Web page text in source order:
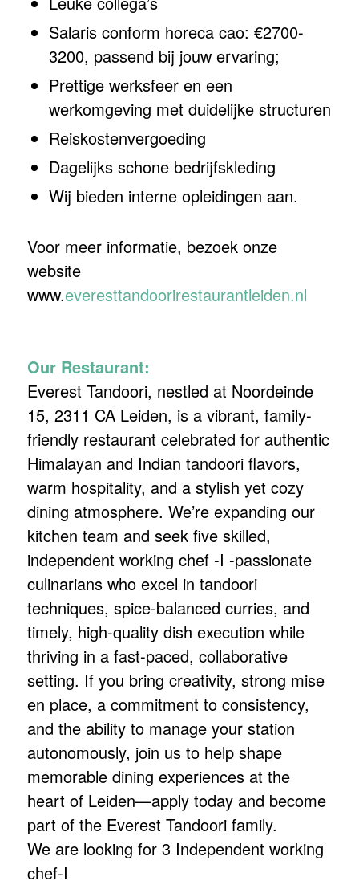
Salaris conform horeca cao: €2700-
3200, passend bij jouw ervaring;
Prettige werksfeer en een
werkomgeving met duidelijke structuren
Reiskostenvergoeding
Dagelijks schone bedrijfskleding
Wij bieden interne opleidingen aan.
Voor meer informatie, bezoek onze
website
www.everesttandoorirestaurantleiden.nl
Our Restaurant:
Everest Tandoori, nestled at Noordeinde
15, 2311 CA Leiden, is a vibrant, family-
friendly restaurant celebrated for authentic
Himalayan and Indian tandoori flavors,
warm hospitality, and a stylish yet cozy
dining atmosphere. We’re expanding our
kitchen team and seek five skilled,
independent working chef -I -passionate
culinarians who excel in tandoori
techniques, spice-balanced curries, and
timely, high-quality dish execution while
thriving in a fast-paced, collaborative
setting. If you bring creativity, strong mise
en place, a commitment to consistency,
and the ability to manage your station
autonomously, join us to help shape
memorable dining experiences at the
heart of Leiden—apply today and become
part of the Everest Tandoori family.
We are looking for 3 Independent working
chef-I